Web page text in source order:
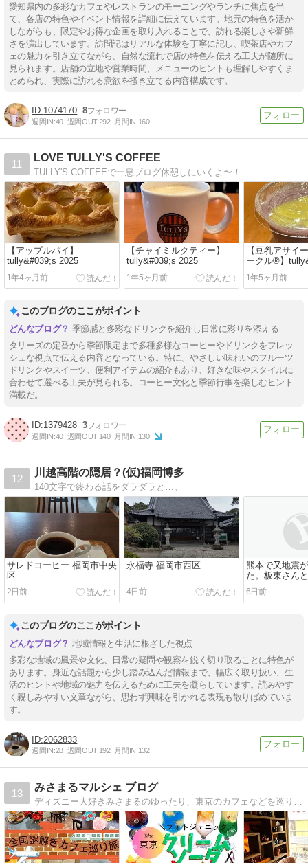
愛知県内の多彩なカフェやレストランのモーニングやランチに焦点を当
て、各店の特色やイベント情報を詳細に伝えています。地元の特色を活か
しながらも、限定やお得な企画を取り入れることで、訪れる楽しさや新鮮
さを演出しています。訪問記はリアルな体験を丁寧に記し、喫茶店やカフ
ェの魅力を引き立てながら、自然な流れで店の特色を伝える工夫が随所に
見られます。店舗の立地や営業時間、メニューのヒントも理解しやすくま
とめられ、実際に訪れる意欲を掻き立てる内容構成です。
1074170 8
週間IN:40 週間OUT:292 月間IN:160
11
LOVE TULLY'S COFFEE
TULLY'S COFFEEで一息ブログ休憩しにいくよ〜！
【アップルパイ】
tully&#039;s 2025
1年4ヶ月前
【チャイミルクティー】
tully&#039;s 2025
1年5ヶ月前
【豆乳アサイ
ークル®】
2025
1年5ヶ月前
このブログのここがポイント
季節感と多彩なドリンクを紹介し日常に彩りを添える
タリーズの定番から季節限定まで多種多様なコーヒーやドリンクをフレッ
シュな視点で伝える内容となっている。特に、やさしい味わいのフルーツ
ドリンクやスイーツ、便利アイテムの紹介もあり、好きな味やスタイルに
合わせて選べる工夫が見られる。コーヒー文化と季節行事を楽しむヒント
満載だ。
1379428 3
週間IN:40 週間OUT:140 月間IN:130
12
川越高階の隠居？(仮)福岡博多
140文字で終わる話をダラダラと…。
サレドコーヒー 福岡市中央
区
2日前
永福寺 福岡市西区
4日前
熊本で又地震
た。板東さん
6日前
このブログのここがポイント
地域情報と生活に根ざした視点
多彩な地域の風景や文化、日常の疑問や観察を鋭く切り取ることに特色が
あります。身近な話題から少し踏み込んだ情報まで、幅広く取り扱い、生
活のヒントや地域の魅力を伝えるために工夫を凝らしています。読みやす
く親しみやすい文章ながら、思わず興味を引かれる表現も散りばめていま
す。
2062833
週間IN:28 週間OUT:192 月間IN:132
13
みさまるマルシェ ブログ